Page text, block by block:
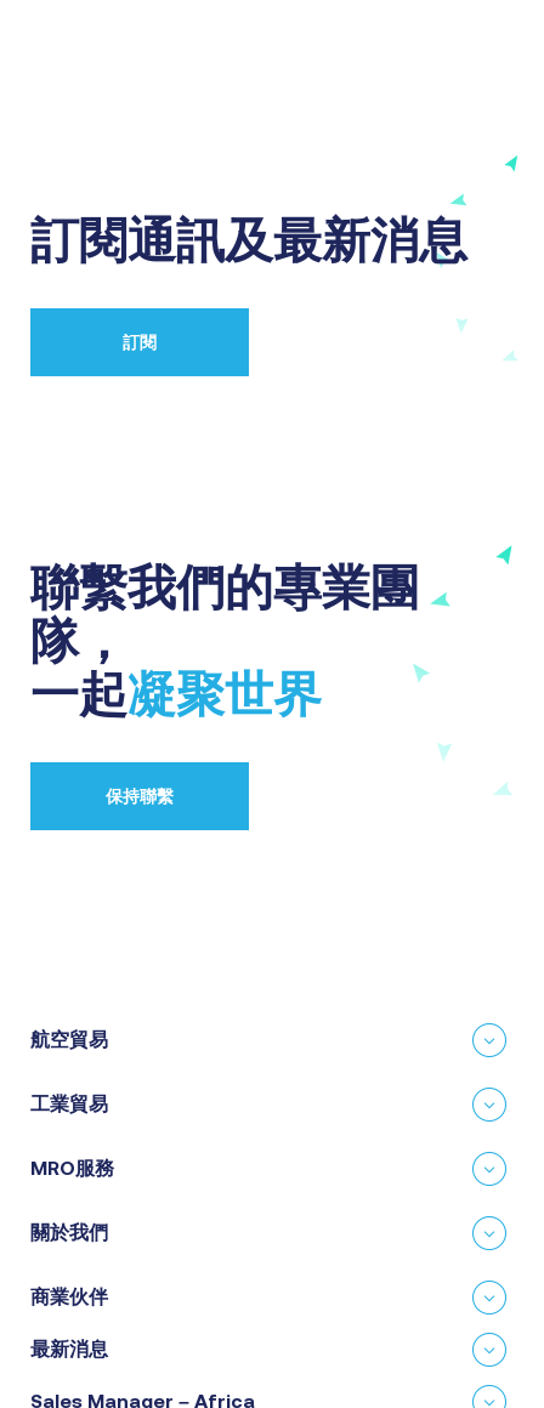
訂閱通訊及最新消息
訂閱
聯繫我們的專業團
隊，
一起凝聚世界
保持聯繫
航空貿易
工業貿易
MRO服務
關於我們
商業伙伴
最新消息
Sales Manager – Africa